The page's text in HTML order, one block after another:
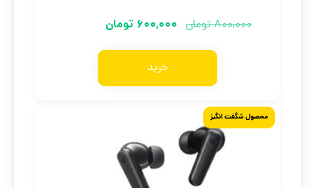
800,000تومان 600,000 تومان
خرید
محصول شگفت انگیز